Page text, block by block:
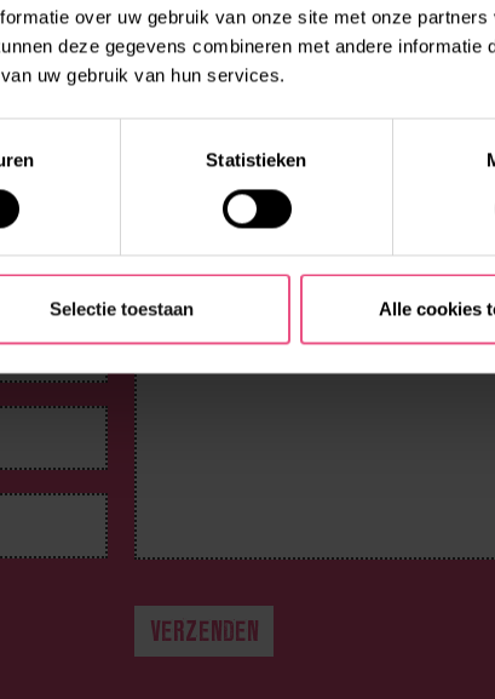
over uw gebruik van onze site met onze partners
deze gegevens combineren met andere informatie
uw gebruik van hun services.
Statistieken
Selectie toestaan Alle cookies
je
1) of